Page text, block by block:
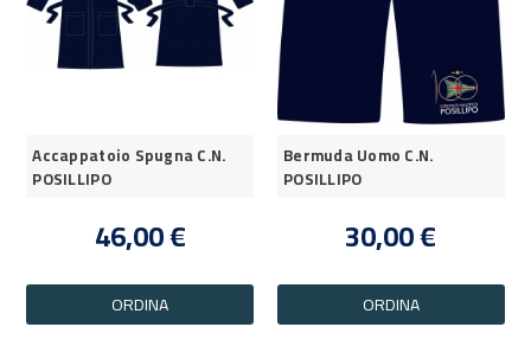
Accappatoio Spugna C.N.
POSILLIPO
46,00 €
ORDINA
Bermuda Uomo C.N.
POSILLIPO
30,00 €
ORDINA